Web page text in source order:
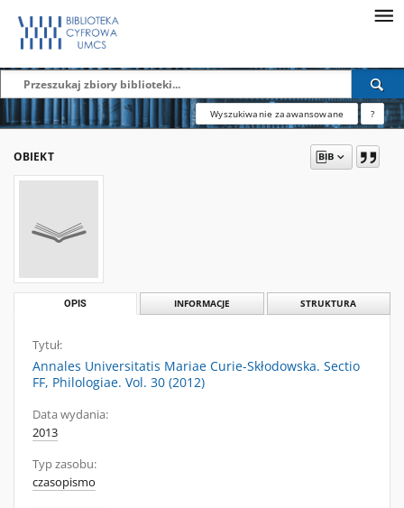
Wyszukiwanie zaawansowane ?
OBIEKT
OPIS INFORMACJE STRUKTURA
Tytuł:
Annales Universitatis Mariae Curie-Skłodowska. Sectio
FF, Philologiae. Vol. 30 (2012)
Data wydania:
2013
Typ zasobu:
czasopismo